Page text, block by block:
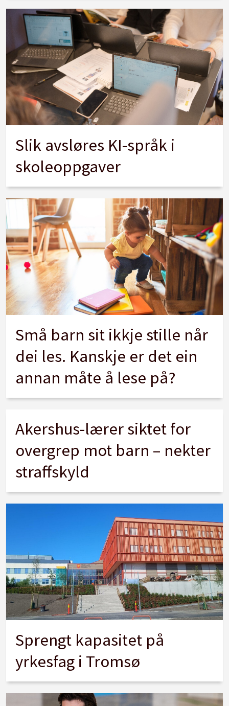
Slik avsløres KI-språk i
skoleoppgaver
Små barn sit ikkje stille når
dei les. Kanskje er det ein
annan måte å lese på?
Akershus-lærer siktet for
overgrep mot barn – nekter
straffskyld
Sprengt kapasitet på
yrkesfag i Tromsø